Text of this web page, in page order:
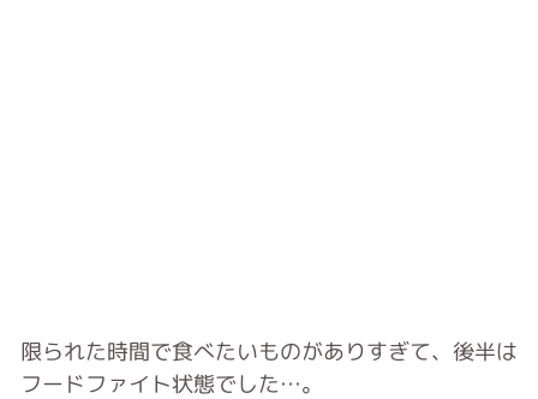
限られた時間で食べたいものがありすぎて、後半は
フードファイト状態でした…。